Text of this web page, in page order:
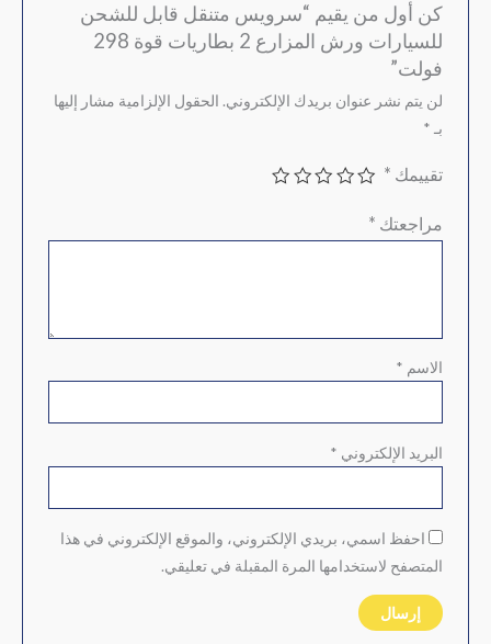
كن أول من يقيم “سرويس متنقل قابل للشحن
للسيارات ورش المزارع 2 بطاريات قوة 298
فولت”
لن يتم نشر عنوان بريدك الإلكتروني. الحقول الإلزامية مشار إليها
بـ *
تقييمك *
مراجعتك *
الاسم *
البريد الإلكتروني *
احفظ اسمي، بريدي الإلكتروني، والموقع الإلكتروني في هذا
المتصفح لاستخدامها المرة المقبلة في تعليقي.